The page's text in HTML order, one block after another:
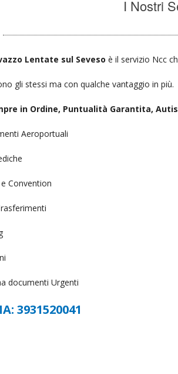
I Nostri
Lentate sul Sevesoè il servizio Ncc
gli stessi ma con qualche vantaggio in più.
in Ordine, Puntualità Garantita,
Aeroportuali
Convention
documenti Urgenti
3931520041